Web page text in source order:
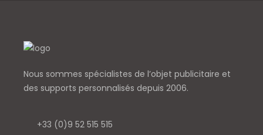
Nous sommes spécialistes de l’objet publicitaire et
des supports personnalisés depuis 2006.
+33 (0)9 52 515 515